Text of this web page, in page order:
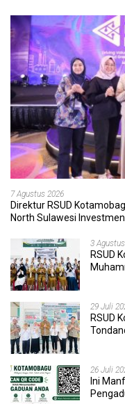
7 Agustus 2026
Direktur RSUD
North Sulawesi
3
RSUD
29 Juli
RSUD
26 Juli
Ini